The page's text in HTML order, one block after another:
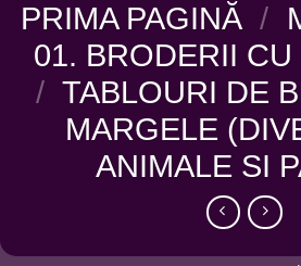
PRIMA PAGINĂ /
01. BRODERII
/ TABLOURI DE
MARGELE
ANIMALE SI